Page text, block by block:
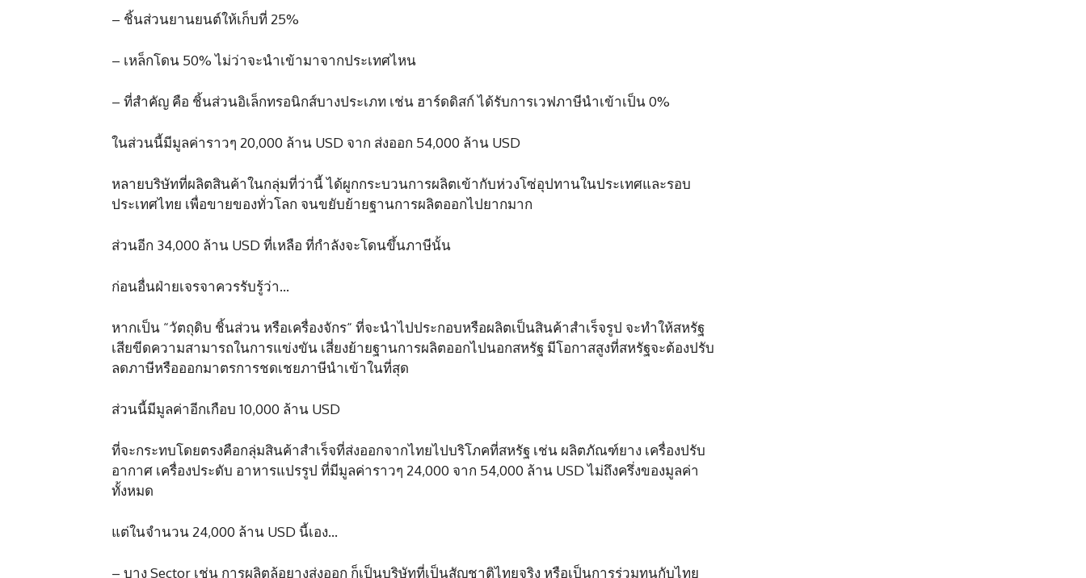
– ชิ้นส่วนยานยนต์ให้เก็บที่ 25%
– เหล็กโดน 50% ไม่ว่าจะนำเข้ามาจากประเทศไหน
– ที่สำคัญ คือ ชิ้นส่วนอิเล็กทรอนิกส์บางประเภท เช่น ฮาร์ดดิสก์ ได้รับการเวฟภาษีนำเข้าเป็น 0%
ในส่วนนี้มีมูลค่าราวๆ 20,000 ล้าน USD จาก ส่งออก 54,000 ล้าน USD
หลายบริษัทที่ผลิตสินค้าในกลุ่มที่ว่านี้ ได้ผูกกระบวนการผลิตเข้ากับห่วงโซ่อุปทานในประเทศและรอบ
ประเทศไทย เพื่อขายของทั่วโลก จนขยับย้ายฐานการผลิตออกไปยากมาก
ส่วนอีก 34,000 ล้าน USD ที่เหลือ ที่กำลังจะโดนขึ้นภาษีนั้น
ก่อนอื่นฝ่ายเจรจาควรรับรู้ว่า…
หากเป็น “วัตถุดิบ ชิ้นส่วน หรือเครื่องจักร“ ที่จะนำไปประกอบหรือผลิตเป็นสินค้าสำเร็จรูป จะทำให้สหรัฐ
เสียขีดความสามารถในการแข่งขัน เสี่ยงย้ายฐานการผลิตออกไปนอกสหรัฐ มีโอกาสสูงที่สหรัฐจะต้องปรับ
ลดภาษีหรือออกมาตรการชดเชยภาษีนำเข้าในที่สุด
ส่วนนี้มีมูลค่าอีกเกือบ 10,000 ล้าน USD
ที่จะกระทบโดยตรงคือกลุ่มสินค้าสำเร็จที่ส่งออกจากไทยไปบริโภคที่สหรัฐ เช่น ผลิตภัณฑ์ยาง เครื่องปรับ
อากาศ เครื่องประดับ อาหารแปรรูป ที่มีมูลค่าราวๆ 24,000 จาก 54,000 ล้าน USD ไม่ถึงครึ่งของมูลค่า
ทั้งหมด
แต่ในจำนวน 24,000 ล้าน USD นี้เอง…
– บาง Sector เช่น การผลิตล้อยางส่งออก ก็เป็นบริษัทที่เป็นสัญชาติไทยจริง หรือเป็นการร่วมทุนกับไทย